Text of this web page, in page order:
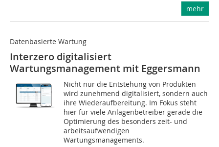
mehr
Datenbasierte Wartung
Interzero digitalisiert
Wartungsmanagement mit Eggersmann
Nicht nur die Entstehung von Produkten
wird zunehmend digitalisiert, sondern auch
ihre Wiederaufbereitung. Im Fokus steht
hier für viele Anlagenbetreiber gerade die
Optimierung des besonders zeit- und
arbeitsaufwendigen
Wartungsmanagements.